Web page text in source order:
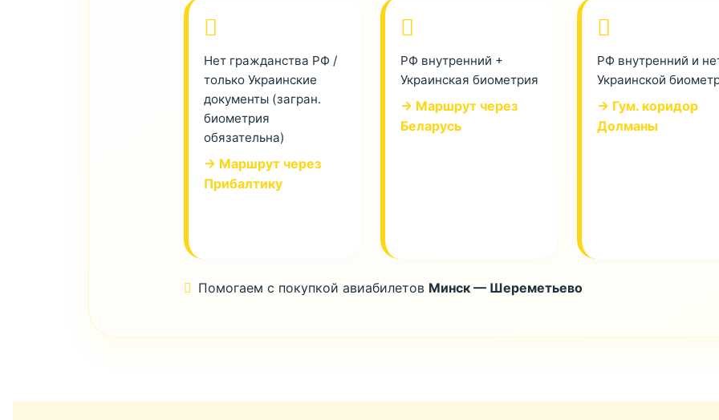
Нет гражданства РФ /
только Украинские
документы (загран.
биометрия
обязательна)
→ Маршрут через
Прибалтику
РФ внутренний +
Украинская биометрия
→ Маршрут через
Беларусь
РФ внутренний и
Украинской
→ Гум. коридор
Долманы
Помогаем с покупкой авиабилетов Минск — Шереметьево